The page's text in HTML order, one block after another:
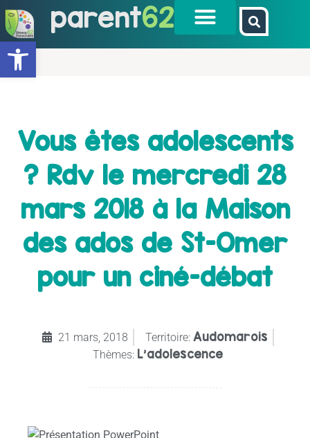
Ouvrir la barre d’outils
parent62
Vous êtes adolescents
? Rdv le mercredi 28
mars 2018 à la Maison
des ados de St-Omer
pour un ciné-débat
21 mars, 2018 Territoire: Audomarois
Thèmes: L’adolescence